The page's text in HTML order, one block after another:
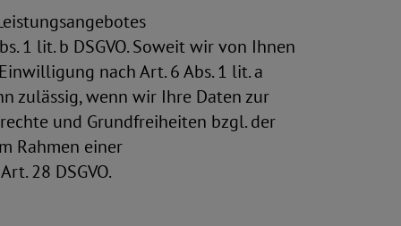
1 lit. b DSGVO. Soweit wir von Ihnen
nach Art. 6 Abs. 1 lit. a
zulässig, wenn wir Ihre Daten zur
und Grundfreiheiten bzgl. der
Rahmen einer
28 DSGVO.